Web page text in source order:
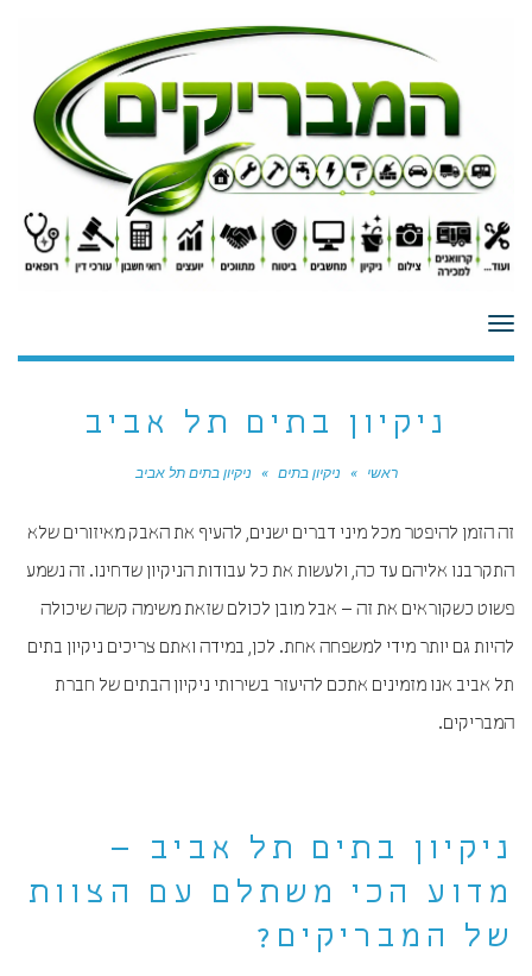
תפריט
ניקיון בתים תל אביב
ראשי » ניקיון בתים » ניקיון בתים תל אביב
זה הזמן להיפטר מכל מיני דברים ישנים, להעיף את האבק מאיזורים שלא
התקרבנו אליהם עד כה, ולעשות את כל עבודות הניקיון שדחינו. זה נשמע
פשוט כשקוראים את זה – אבל מובן לכולם שזאת משימה קשה שיכולה
להיות גם יותר מידי למשפחה אחת. לכן, במידה ואתם צריכים ניקיון בתים
תל אביב אנו מזמינים אתכם להיעזר בשירותי ניקיון הבתים של חברת
המבריקים.
ניקיון בתים תל אביב –
מדוע הכי משתלם עם הצוות
של המבריקים?